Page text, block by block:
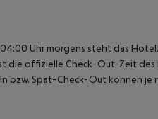
Uhr morgens steht das
die offizielle Check-Out-Zeit des
bzw. Spät-Check-Out können